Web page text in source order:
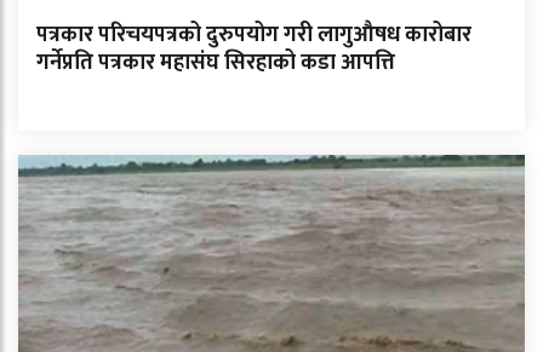
पत्रकार परिचयपत्रको दुरुपयोग गरी लागुऔषध कारोबार
गर्नेप्रति पत्रकार महासंघ सिरहाको कडा आपत्ति